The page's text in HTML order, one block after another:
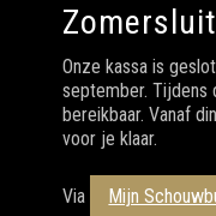
Onze kassa is
september. Tijdens
bereikbaar. Vanaf
voor je klaar.
Via Mijn
CONTACT
Meer informatie
eigen evenement